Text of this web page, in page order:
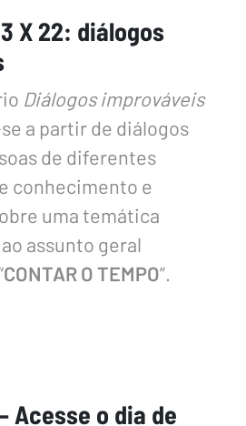
X 22: diálogos
Diálogos improváveis
a partir de diálogos
de diferentes
conhecimento e
uma temática
assunto geral
CONTAR O TEMPO”.
é um evento
– PRCEU, com a
Acesse o dia de